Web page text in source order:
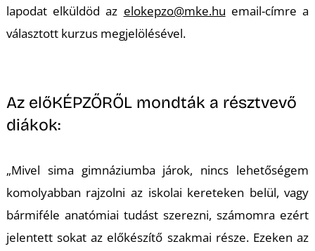
lapodat elküldöd az elokepzo@mke.hu email-címre a
választott kurzus megjelölésével.
Az előKÉPZŐRŐL mondták a résztvevő
diákok:
„Mivel sima gimnáziumba járok, nincs lehetőségem
komolyabban rajzolni az iskolai kereteken belül, vagy
bármiféle anatómiai tudást szerezni, számomra ezért
jelentett sokat az előkészítő szakmai része. Ezeken az